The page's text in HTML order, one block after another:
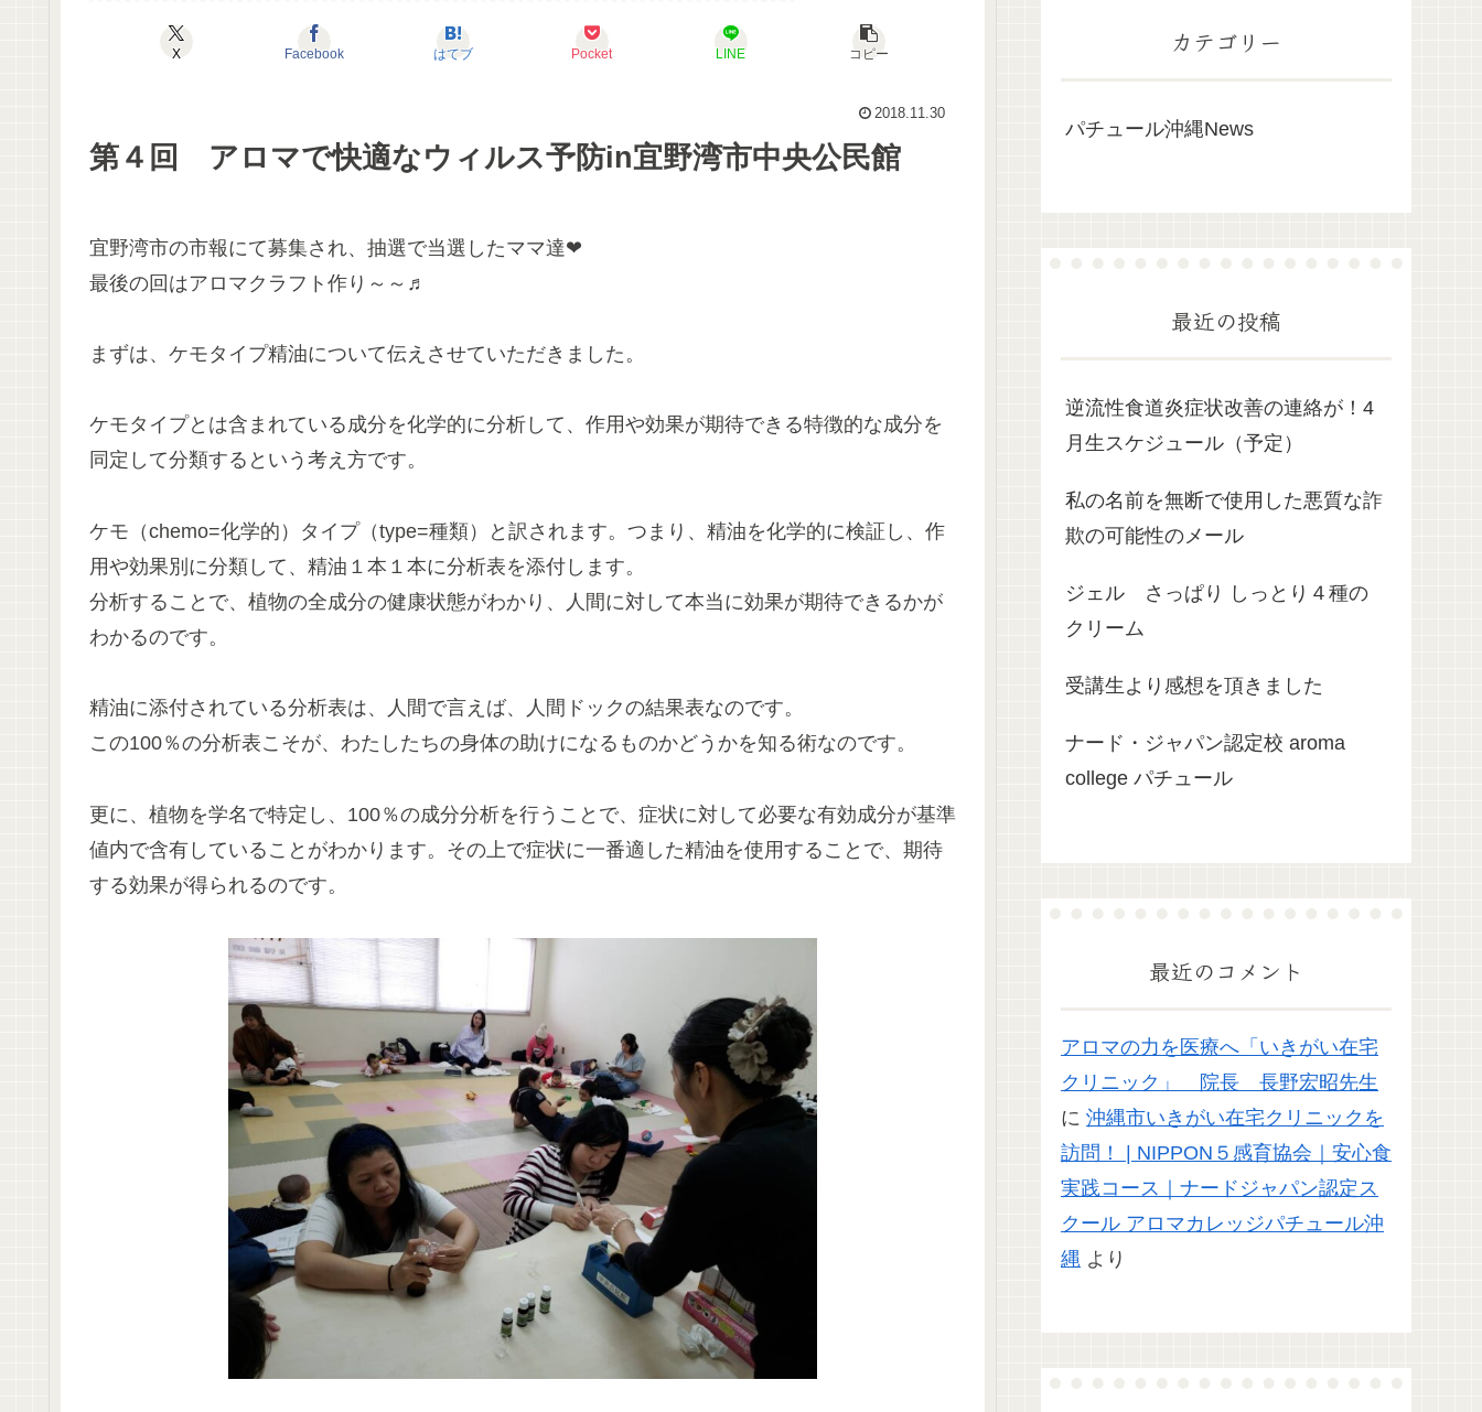
X Facebook はてブ Pocket LINE コピー
2018.11.30
第４回 アロマで快適なウィルス予防in宜野湾市中央公民館
宜野湾市の市報にて募集され、抽選で当選したママ達❤
最後の回はアロマクラフト作り～～♬
まずは、ケモタイプ精油について伝えさせていただきました。
ケモタイプとは含まれている成分を化学的に分析して、作用や効果が期待できる特徴的な成分を
同定して分類するという考え方です。
ケモ（chemo=化学的）タイプ（type=種類）と訳されます。つまり、精油を化学的に検証し、作
用や効果別に分類して、精油１本１本に分析表を添付します。
分析することで、植物の全成分の健康状態がわかり、人間に対して本当に効果が期待できるかが
わかるのです。
精油に添付されている分析表は、人間で言えば、人間ドックの結果表なのです。
この100％の分析表こそが、わたしたちの身体の助けになるものかどうかを知る術なのです。
更に、植物を学名で特定し、100％の成分分析を行うことで、症状に対して必要な有効成分が基準
値内で含有していることがわかります。その上で症状に一番適した精油を使用することで、期待
する効果が得られるのです。
カテゴリー
パチュール沖縄News
最近の投稿
逆流性食道炎症状改善の連絡が！4
月生スケジュール（予定）
私の名前を無断で使用した悪質な詐
欺の可能性のメール
ジェル さっぱり しっとり４種の
クリーム
受講生より感想を頂きました
ナード・ジャパン認定校 aroma
college パチュール
最近のコメント
アロマの力を医療へ「いきがい在宅
クリニック」 院長 長野宏昭先生
に 沖縄市いきがい在宅クリニックを
訪問！ | NIPPON５感育協会｜安心食
実践コース｜ナードジャパン認定ス
クール アロマカレッジパチュール沖
縄 より